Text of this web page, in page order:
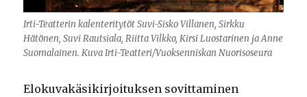
Irti-Teatterin kalenteritytöt Suvi-Sisko Villanen, Sirkku
Hätönen, Suvi Rautsiala, Riitta Vilkko, Kirsi Luostarinen ja Anne
Suomalainen. Kuva Irti-Teatteri/Vuoksenniskan Nuorisoseura
Elokuvakäsikirjoituksen sovittaminen